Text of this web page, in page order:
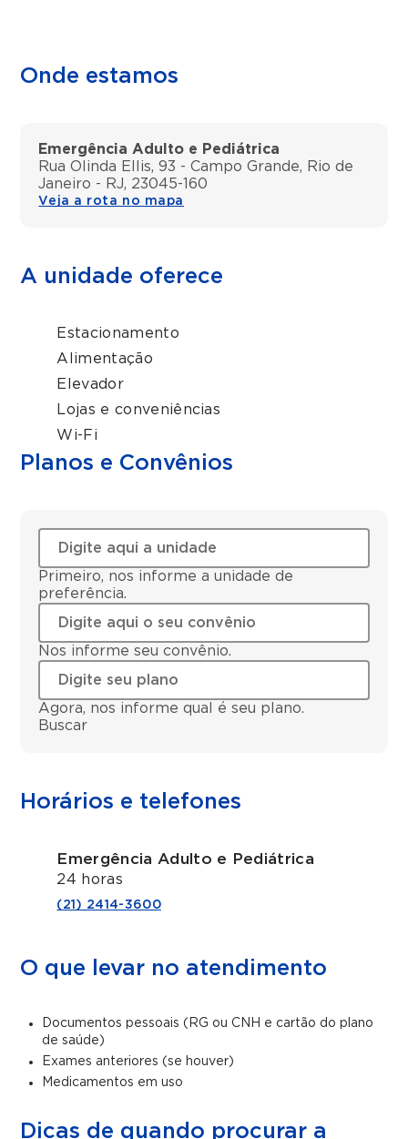
Onde estamos
Emergência Adulto e Pediátrica
Rua Olinda Ellis, 93 - Campo Grande, Rio de
Janeiro - RJ, 23045-160
Veja a rota no mapa
A unidade oferece
Estacionamento
Alimentação
Elevador
Lojas e conveniências
Wi-Fi
Planos e Convênios
Primeiro, nos informe a unidade de
preferência.
Nos informe seu convênio.
Agora, nos informe qual é seu plano.
Buscar
Horários e telefones
Emergência Adulto e Pediátrica
24 horas
(21) 2414-3600
O que levar no atendimento
Documentos pessoais (RG ou CNH e cartão do plano
de saúde)
Exames anteriores (se houver)
Medicamentos em uso
Dicas de quando procurar a